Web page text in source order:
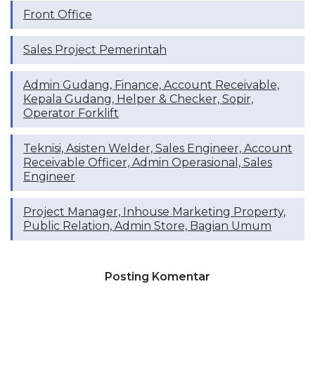
Front Office
Sales Project Pemerintah
Admin Gudang, Finance, Account Receivable,
Kepala Gudang, Helper & Checker, Sopir,
Operator Forklift
Teknisi, Asisten Welder, Sales Engineer, Account
Receivable Officer, Admin Operasional, Sales
Engineer
Project Manager, Inhouse Marketing Property,
Public Relation, Admin Store, Bagian Umum
Posting Komentar